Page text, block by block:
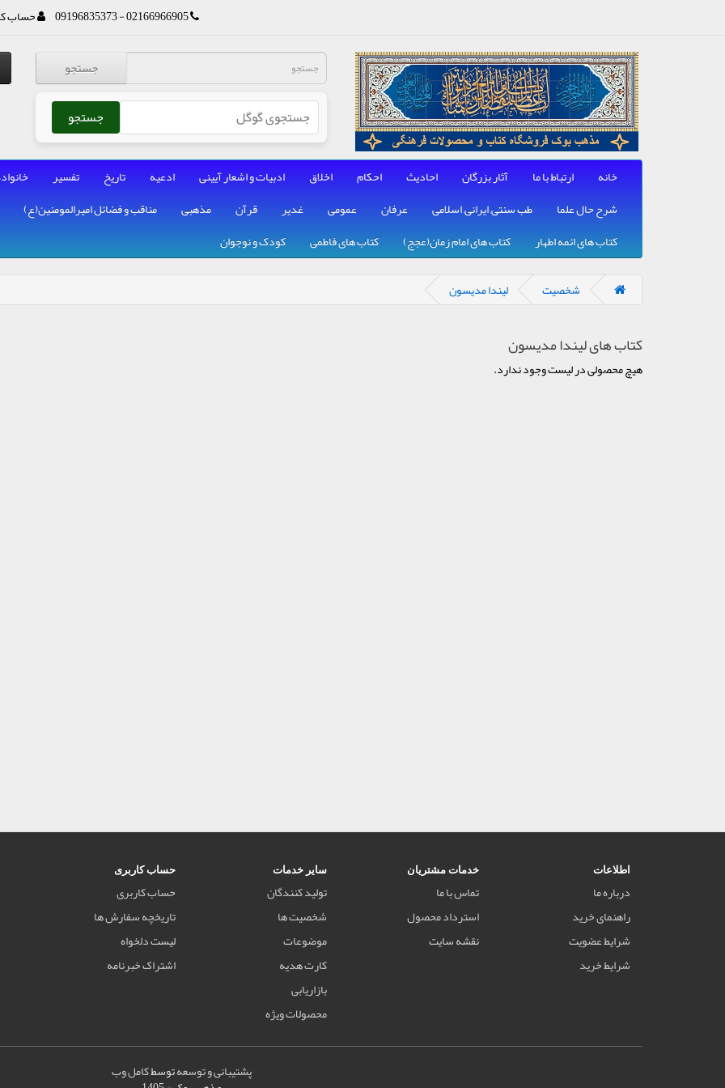
02166966905 - 09196835373 حساب
جستجو
جستجو
خانه ارتباط با ما آثار بزرگان احادیث احکام اخلاق ادبیات و اشعار آیینی ادعیه تاریخ تفسیر
شرح حال علما
طب سنتی, ایرانی, اسلامی عرفان عمومی غدیر قرآن مذهبی مناقب و فضائل امیرالمومنین(ع)
کتاب های ائمه اطهار
کتاب های امام زمان(عجج) کتاب های فاطمی کودک و نوجوان
شخصیت لیندا مدیسون
کتاب های لیندا مدیسون
هیچ محصولی در لیست وجود ندارد.
اطلاعات
درباره ما
راهنمای خرید
شرایط عضویت
شرایط خرید
خدمات مشتریان
تماس با ما
استرداد محصول
نقشه سایت
سایر خدمات
تولید کنندگان
شخصیت ها
موضوعات
کارت هدیه
بازاریابی
محصولات ویژه
حساب کاربری
حساب کاربری
تاریخچه سفارش ها
لیست دلخواه
اشتراک خبرنامه
پشتیبانی و توسعهتوسطکامل وب